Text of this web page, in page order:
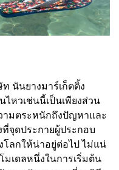
นันยางมาร์เก็ตติ้ง
ไหวเช่นนี้เป็นเพียงส่วน
ามตระหนักถึงปัญหาและ
จุดประกายผู้ประกอบ
ลกให้น่าอยู่ต่อไป ไม่แน่
มเดลหนึ่งในการเริ่มต้น